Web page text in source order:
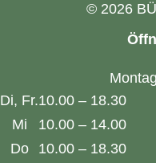
© 2026
Di, Fr.
Mi
Do
10.00 – 18.30
10.00 – 14.00
10.00 – 18.30